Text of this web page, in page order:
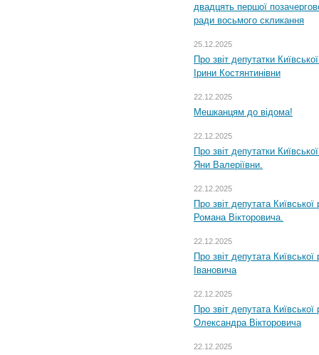
двадцять першої
ради восьмого скликання
25.12.2025
Про звіт депутатки
Ірини Костянтинівни
22.12.2025
Мешканцям до відома!
22.12.2025
Про звіт депутатки
Яни Валеріївни.
22.12.2025
Про звіт депутата
Романа Вікторовича.
22.12.2025
Про звіт депутата
Івановича
22.12.2025
Про звіт депутата
Олександра Вікторовича
22.12.2025